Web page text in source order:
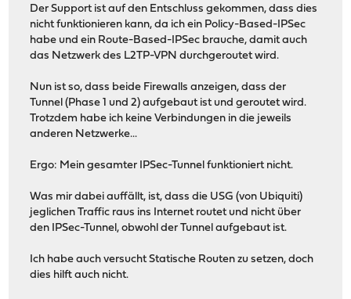
Der Support ist auf den Entschluss gekommen, dass dies
nicht funktionieren kann, da ich ein Policy-Based-IPSec
habe und ein Route-Based-IPSec brauche, damit auch
das Netzwerk des L2TP-VPN durchgeroutet wird.
Nun ist so, dass beide Firewalls anzeigen, dass der
Tunnel (Phase 1 und 2) aufgebaut ist und geroutet wird.
Trotzdem habe ich keine Verbindungen in die jeweils
anderen Netzwerke...
Ergo: Mein gesamter IPSec-Tunnel funktioniert nicht.
Was mir dabei auffällt, ist, dass die USG (von Ubiquiti)
jeglichen Traffic raus ins Internet routet und nicht über
den IPSec-Tunnel, obwohl der Tunnel aufgebaut ist.
Ich habe auch versucht Statische Routen zu setzen, doch
dies hilft auch nicht.